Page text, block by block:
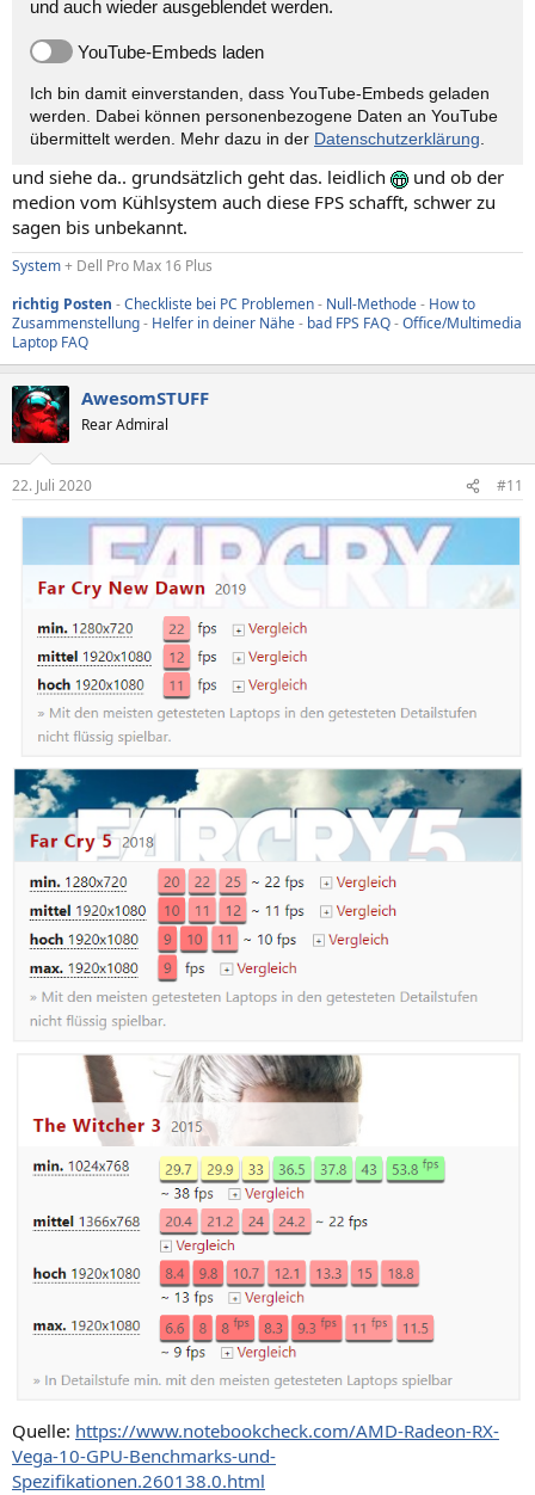
und auch wieder ausgeblendet werden.
YouTube-Embeds laden
Ich bin damit einverstanden, dass YouTube-Embeds geladen
werden. Dabei können personen­bezogene Daten an YouTube
übermittelt werden. Mehr dazu in der Datenschutzerklärung.
und siehe da.. grundsätzlich geht das. leidlich
und ob der
medion vom Kühlsystem auch diese FPS schafft, schwer zu
sagen bis unbekannt.
System+ Dell Pro Max 16 Plus
richtig Posten -Checkliste bei PC Problemen- Null-Methode- How to
Zusammenstellung- Helfer in deiner Nähe- bad FPS FAQ-Office/Multimedia
Laptop FAQ
AwesomSTUFF
Rear Admiral
22. Juli 2020 #11
Quelle: https://www.notebookcheck.com/AMD-Radeon-RX-
Vega-10-GPU-Benchmarks-und-
Spezifikationen.260138.0.html